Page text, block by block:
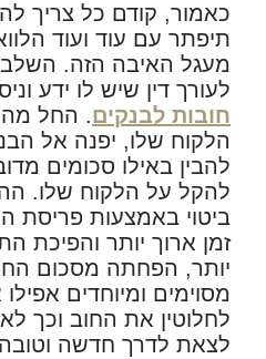
כאמור, קודם כל צריך
תיפתר עם עוד ועוד
מעגל האיבה הזה. השלב
לעורך דין שיש לו ידע
חובות לבנקים. החל
הלקוח שלו, יפנה אל
להבין באילו סכומים
להקל על הלקוח שלו.
ביטוי באמצעות פריסת
זמן ארוך יותר והפיכת
יותר, הפחתה מסכום
מסוימים ומיוחדים אפילו
לחלוטין את החוב וכך
לצאת לדרך חדשה וטובה